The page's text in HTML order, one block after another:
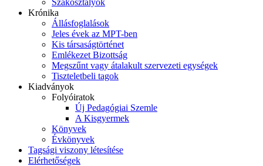
Szakosztályok
Krónika
Állásfoglalások
Jeles évek az MPT-ben
Kis társaságtörténet
Emlékezet Bizottság
Megszűnt vagy átalakult szervezeti egységek
Tiszteletbeli tagok
Kiadványok
Folyóiratok
Új Pedagógiai Szemle
A Kisgyermek
Könyvek
Évkönyvek
Tagsági viszony létesítése
Elérhetőségek